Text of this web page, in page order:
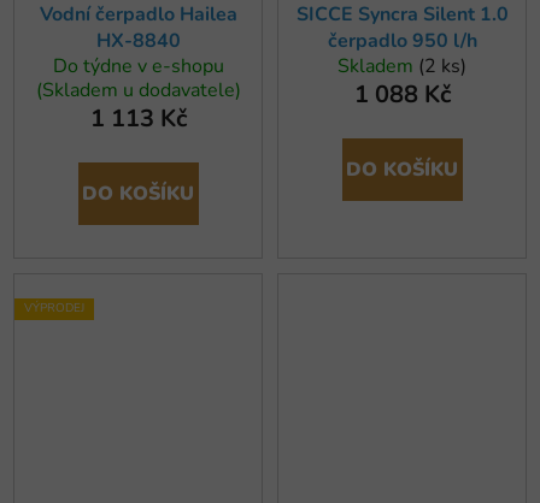
Vodní čerpadlo Hailea
HX-8840
Do týdne v e-shopu
(Skladem u dodavatele)
1 113 Kč
DO KOŠÍKU
SICCE Syncra Silent 1.0
čerpadlo 950 l/h
Skladem (2 ks)
1 088 Kč
DO KOŠÍKU
VÝPRODEJ